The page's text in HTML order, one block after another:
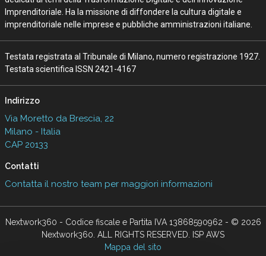
Imprenditoriale. Ha la missione di diffondere la cultura digitale e
imprenditoriale nelle imprese e pubbliche amministrazioni italiane.
Testata registrata al Tribunale di Milano, numero registrazione 1927.
Testata scientifica ISSN 2421-4167
Indirizzo
Via Moretto da Brescia, 22
Milano - Italia
CAP 20133
Contatti
Contatta il nostro team per maggiori informazioni
Nextwork360 - Codice fiscale e Partita IVA 13868590962 - © 2026
Nextwork360. ALL RIGHTS RESERVED. ISP AWS
Mappa del sito